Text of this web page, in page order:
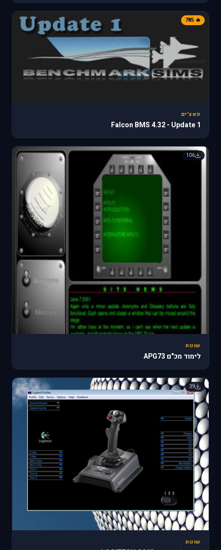
🔥 785
פאצ'ים
Falcon BMS 4.32 - Update 1
106
שונות
לימוד מכ"ם APG73
39
שונות